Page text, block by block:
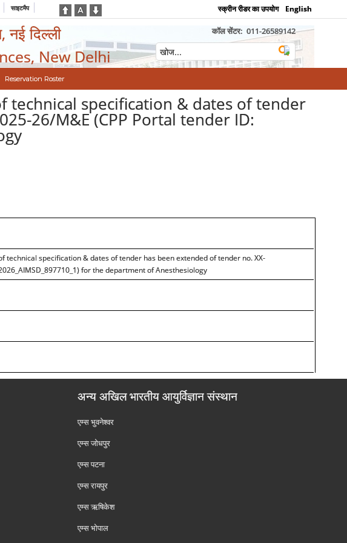
साइटमैप स्क्रीन रीडर का उपयोग English
नई दिल्ली
New Delhi
कॉल सेंटर: 011-26589142
Reservation Roster
specification & dates of tender
26/M&E (CPP Portal tender ID:
specification & dates of tender has been extended of tender no. XX-
for the department of Anesthesiology
अन्य अखिल भारतीय आयुर्विज्ञान संस्थान
एम्‍स भुवनेश्वर
एम्‍स जोधपुर
एम्‍स पटना
एम्‍स रायपुर
एम्‍स ऋषिकेश
एम्‍स भोपाल